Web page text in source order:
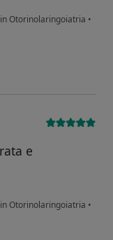
Otorinolaringoiatria •
e
Otorinolaringoiatria •